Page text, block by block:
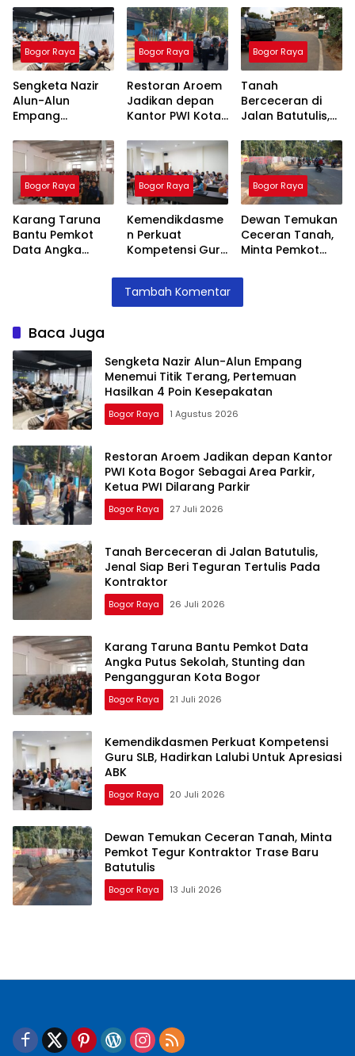
Bogor Raya
Sengketa Nazir
Alun-Alun
Empang
Terang,
Pertemuan
Hasilkan 4 Poin
Kesepakatan
Bogor Raya
Restoran Aroem
Jadikan depan
Kantor PWI Kota
Area Parkir,
Ketua PWI
Dilarang Parkir
Bogor Raya
Tanah
Berceceran di
Jalan Batutulis,
Teguran Tertulis
Pada Kontraktor
Bogor Raya
Karang Taruna
Bantu Pemkot
Data Angka
Bogor Raya
Kemendikdasme
n Perkuat
Kompetensi Guru
Lalubi Untuk
Apresiasi ABK
Bogor Raya
Dewan Temukan
Ceceran Tanah,
Minta Pemkot
Trase Baru
Tambah Komentar
Baca Juga
Sengketa Nazir Alun-Alun Empang
Menemui Titik Terang, Pertemuan
Hasilkan 4 Poin Kesepakatan
Bogor Raya 1 Agustus 2026
Restoran Aroem Jadikan depan Kantor
PWI Kota Bogor Sebagai Area Parkir,
Ketua PWI Dilarang Parkir
Bogor Raya 27 Juli 2026
Tanah Berceceran di Jalan Batutulis,
Jenal Siap Beri Teguran Tertulis Pada
Kontraktor
Bogor Raya 26 Juli 2026
Karang Taruna Bantu Pemkot Data
Angka Putus Sekolah, Stunting dan
Pengangguran Kota Bogor
Bogor Raya 21 Juli 2026
Kemendikdasmen Perkuat Kompetensi
Guru SLB, Hadirkan Lalubi Untuk Apresiasi
ABK
Bogor Raya 20 Juli 2026
Dewan Temukan Ceceran Tanah, Minta
Pemkot Tegur Kontraktor Trase Baru
Batutulis
Bogor Raya 13 Juli 2026